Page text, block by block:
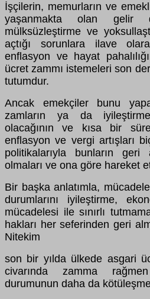
İşçilerin, memurların ve
yaşanmakta olan gelir
mülksüzleştirme ve
açtığı sorunlara ilave
enflasyon ve hayat
ücret zammı istemeleri son
tutumdur.
Ancak emekçiler bunu
zamların ya da
olacağının ve kısa bir
enflasyon ve vergi artışları
politikalarıyla bunların geri
olmaları ve ona göre hareket
Bir başka anlatımla,
durumlarını iyileştirme,
mücadelesi ile sınırlı
hakları her seferinden geri
Nitekim
son bir yılda ülkede asgari
civarında zamma
durumunun daha da